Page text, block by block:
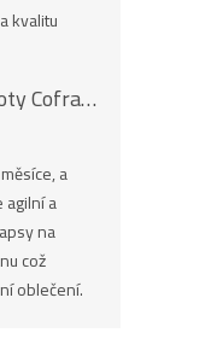
kvalitu
Malířské pracovní kalhoty Cofra SALISBOURG
a
a
na
což
oblečení.